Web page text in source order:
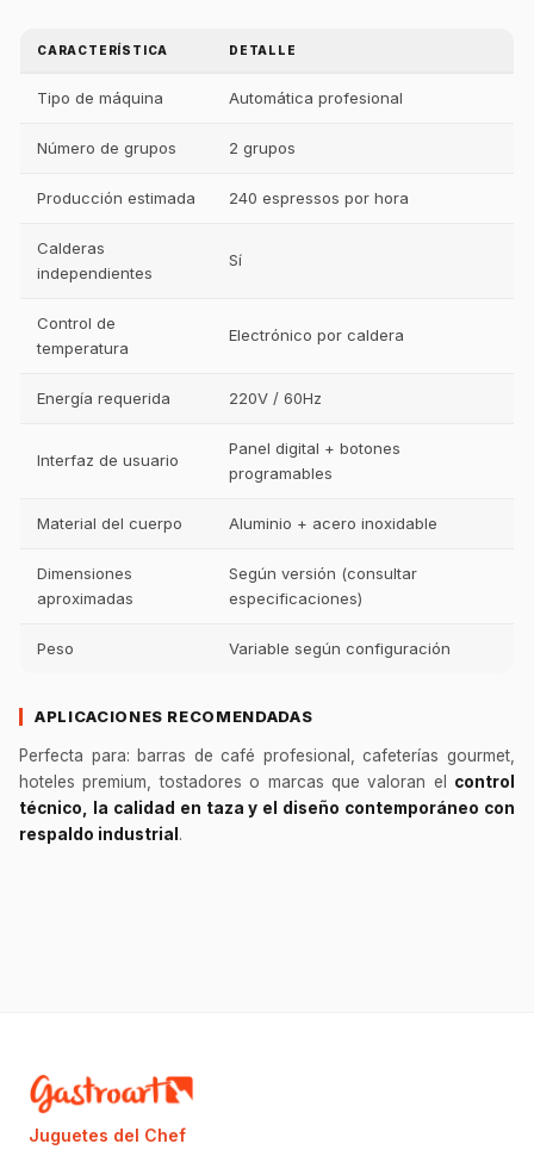
CARACTERÍSTICA DETALLE
Tipo de máquina Automática profesional
Número de grupos 2 grupos
Producción estimada 240 espressos por hora
Calderas
independientes
Sí
Control de
temperatura
Electrónico por caldera
Energía requerida 220V / 60Hz
Interfaz de usuario
Panel digital + botones
programables
Material del cuerpo Aluminio + acero inoxidable
Dimensiones
aproximadas
Según versión (consultar
especificaciones)
Peso Variable según configuración
APLICACIONES RECOMENDADAS
Perfecta para: barras de café profesional, cafeterías gourmet,
hoteles premium, tostadores o marcas que valoran el control
técnico, la calidad en taza y el diseño contemporáneo con
respaldo industrial.
Juguetes del Chef